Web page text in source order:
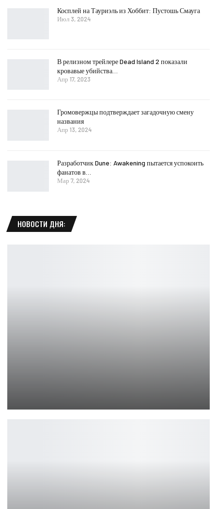
Косплей на Тауриэль из Хоббит: Пустошь Смауга
Июл 3, 2024
В релизном трейлере Dead Island 2 показали
кровавые убийства…
Апр 17, 2023
Громовержцы подтверждает загадочную смену
названия
Апр 13, 2024
Разработчик Dune: Awakening пытается успокоить
фанатов в…
Мар 7, 2024
НОВОСТИ ДНЯ: